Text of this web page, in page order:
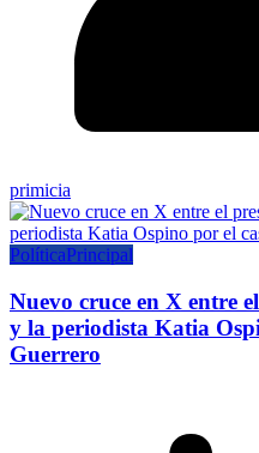
primicia
PolíticaPrincipal
Nuevo cruce en X entre
y la periodista Katia
Guerrero